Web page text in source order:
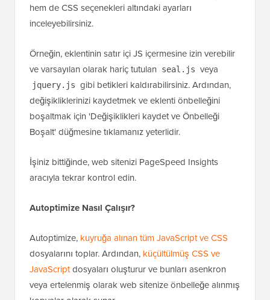
hem de CSS seçenekleri altındaki ayarları
inceleyebilirsiniz.
Örneğin, eklentinin satır içi JS içermesine izin verebilir
ve varsayılan olarak hariç tutulan
seal.js veya
jquery.js gibi betikleri kaldırabilirsiniz. Ardından,
değişikliklerinizi kaydetmek ve eklenti önbelleğini
boşaltmak için 'Değişiklikleri kaydet ve Önbelleği
Boşalt' düğmesine tıklamanız yeterlidir.
İşiniz bittiğinde, web sitenizi PageSpeed Insights
aracıyla tekrar kontrol edin.
Autoptimize Nasıl Çalışır?
Autoptimize, kuyruğa alınan tüm JavaScript ve CSS
dosyalarını toplar. Ardından, küçültülmüş CSS ve
JavaScriptdosyaları oluşturur ve bunları asenkron
veya ertelenmiş olarak web sitenize önbelleğe alınmış